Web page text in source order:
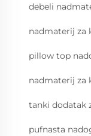
debeli
nadmaterij za
pillow top
nadmaterij za
tanki dodatak
pufnasta